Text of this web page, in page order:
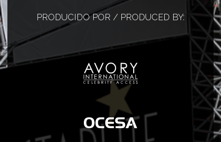
PRODUCIDO POR / PRODUCED BY: